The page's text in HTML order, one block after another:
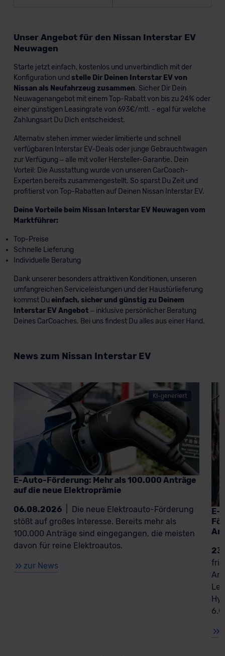
Unser Angebot für den Nissan Interstar EV
Neuwagen
Starte jetzt einfach, kostenlos und unverbindlich mit der
Konfiguration und stelle Dir Deinen Interstar EV von
Nissan als Neufahrzeug zusammen. Sicher Dir Dein
Neuwagenangebot mit einem Top-Rabatt von bis zu 24% oder
einer günstigen Leasingrate von 693€/mtl. - egal für welche
Zahlungsart Du Dich entscheidest.
Alternativ stehen immer wieder limitierte und schnell
verfügbaren Interstar EV-Deals oder junge Gebrauchtwagen
zur Verfügung – alle mit voller Hersteller-Garantie. Dein
Vorteil: Die Ausstattung wurde von unseren CarCoach-
Experten bereits zusammengestellt. So sparst Du Zeit und
profitierst von Top-Rabatten auf Deinen Nissan Interstar EV.
Deine Vorteile beim Nissan Interstar EV Neuwagen vom
Marktführer:
Top-Preise
Schnelle Lieferung
Individuelle Beratung
Dank unserer besonders attraktiven Konditionen, unseren
umfangreichen Serviceleistungen und der Haustürlieferung
kommst Du einfach, sicher und günstig zu Deinem
Interstar EV Angebot – inklusive persönlicher Beratung
Deines CarCoaches. Bei uns findest Du alles aus einer Hand.
News zum Nissan Interstar EV
KI-generiert
E-Auto-Förderung: Mehr als 100.000 Anträge
auf die neue Elektroprämie
06.08.2026
Die neue Elektroauto-Förderung
stößt auf großes Interesse. Bereits mehr als
100.000 Anträge sind eingegangen, die meisten
davon für reine Elektroautos.
zur News
E-